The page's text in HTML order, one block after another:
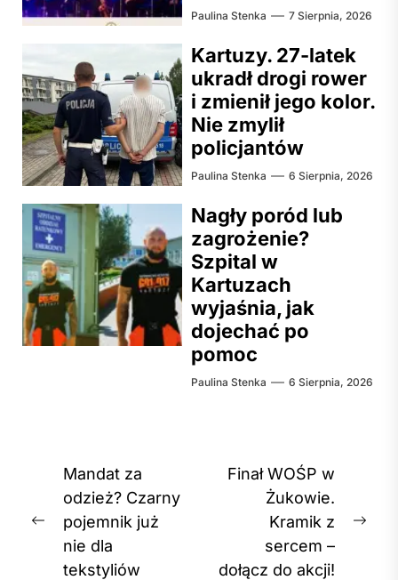
Paulina Stenka 7 Sierpnia, 2026
Kartuzy. 27-latek
ukradł drogi rower
i zmienił jego kolor.
Nie zmylił
policjantów
Paulina Stenka 6 Sierpnia, 2026
Nagły poród lub
zagrożenie?
Szpital w
Kartuzach
wyjaśnia, jak
dojechać po
pomoc
Paulina Stenka 6 Sierpnia, 2026
Nawigacja
wpisu
Previous
post:
Mandat za
odzież? Czarny
pojemnik już
nie dla
tekstyliów
Finał WOŚP w
Żukowie.
Kramik z
sercem –
dołącz do akcji!